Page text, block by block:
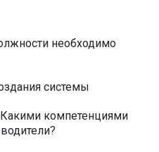
необходимо
системы
компетенциями